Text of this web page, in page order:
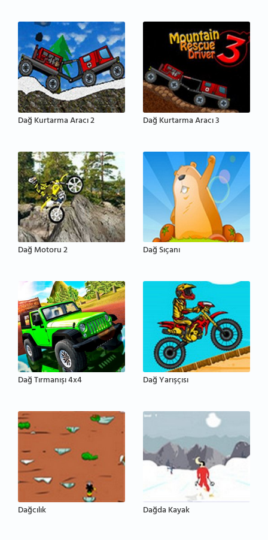
Dağ Kurtarma Aracı 2 Dağ Kurtarma Aracı 3
Dağ Motoru 2 Dağ Sıçanı
Dağ Tırmanışı 4x4 Dağ Yarışçısı
Dağcılık Dağda Kayak